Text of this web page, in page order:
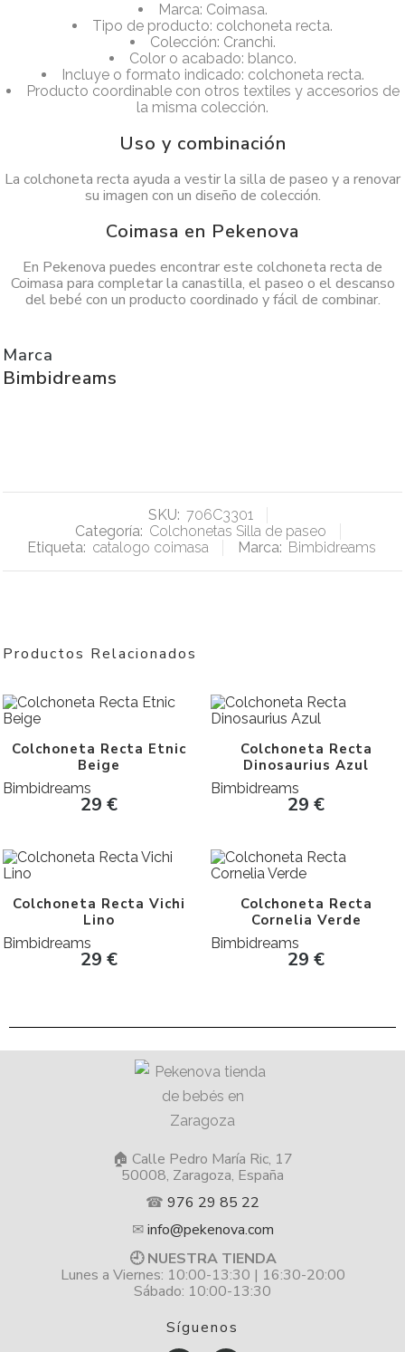
Marca: Coimasa.
Tipo de producto: colchoneta recta.
Colección: Cranchi.
Color o acabado: blanco.
Incluye o formato indicado: colchoneta recta.
Producto coordinable con otros textiles y accesorios de
la misma colección.
Uso y combinación
La colchoneta recta ayuda a vestir la silla de paseo y a renovar
su imagen con un diseño de colección.
Coimasa en Pekenova
En Pekenova puedes encontrar este colchoneta recta de
Coimasa para completar la canastilla, el paseo o el descanso
del bebé con un producto coordinado y fácil de combinar.
Marca
Bimbidreams
SKU: 706C3301
Categoría: Colchonetas Silla de paseo
Etiqueta: catalogo coimasa Marca: Bimbidreams
Productos Relacionados
Colchoneta Recta Etnic
Beige
Bimbidreams
29 €
Colchoneta Recta
Dinosaurius Azul
Bimbidreams
29€
Colchoneta Recta Vichi
Lino
Bimbidreams
29 €
Colchoneta Recta
Cornelia Verde
Bimbidreams
29€
🏠 Calle Pedro María Ric, 17
50008, Zaragoza, España
☎ 976 29 85 22
✉info@pekenova.com
🕘 NUESTRA TIENDA
Lunes a Viernes: 10:00-13:30 | 16:30-20:00
Sábado: 10:00-13:30
Síguenos